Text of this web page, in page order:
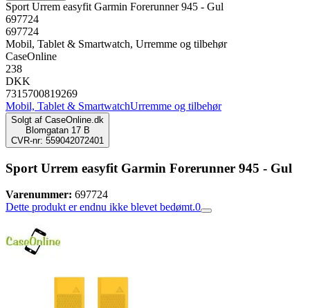
Sport Urrem easyfit Garmin Forerunner 945 - Gul
697724
697724
Mobil, Tablet & Smartwatch, Urremme og tilbehør
CaseOnline
238
DKK
7315700819269
Mobil, Tablet & SmartwatchUrremme og tilbehør
Solgt af CaseOnline.dk
Blomgatan 17 B
CVR-nr: 559042072401
Sport Urrem easyfit Garmin Forerunner 945 - Gul
Varenummer: 697724
Dette produkt er endnu ikke blevet bedømt.0